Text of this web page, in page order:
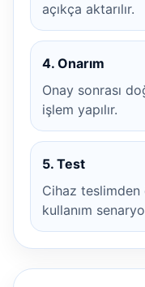
açıkça aktarılır.
4. Onarım
Onay sonrası
işlem yapılır.
5. Test
Cihaz
kullanım